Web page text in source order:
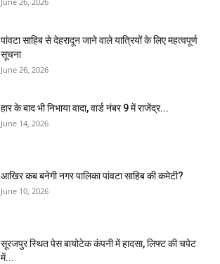
पांवटा साहिब से देहरादून जाने वाले यात्रियों के लिए महत्वपूर्ण
सूचना
June 26, 2026
हार के बाद भी निभाया वादा, वार्ड नंबर 9 में राजेंद्र...
June 14, 2026
आखिर कब बनेगी नगर पालिका पांवटा साहिब की कमेटी?
June 10, 2026
सूरजपुर स्थित पेस बायोटेक कंपनी में हादसा, लिफ्ट की चपेट
में...